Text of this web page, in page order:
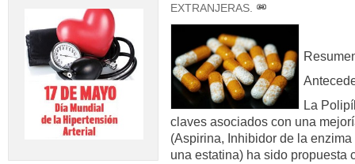
EXTRANJERAS.
La
claves asociados con una
(Aspirina, Inhibidor de la
una estatina) ha sido propuesta